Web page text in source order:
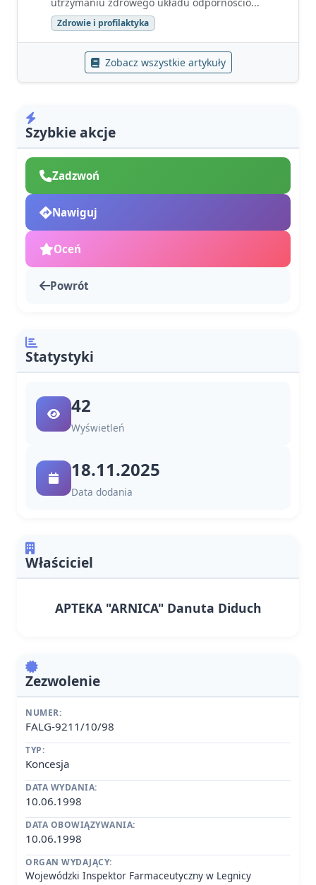
Zdrowie i profilaktyka
Zobacz wszystkie artykuły
Szybkie akcje
Zadzwoń
Nawiguj
Oceń
Powrót
Statystyki
42
Wyświetleń
18.11.2025
Data dodania
Właściciel
APTEKA "ARNICA" Danuta Diduch
Zezwolenie
NUMER:
FALG-9211/10/98
TYP:
Koncesja
DATA WYDANIA:
10.06.1998
DATA OBOWIĄZYWANIA:
10.06.1998
ORGAN WYDAJĄCY:
Wojewódzki Inspektor Farmaceutyczny w Legnicy